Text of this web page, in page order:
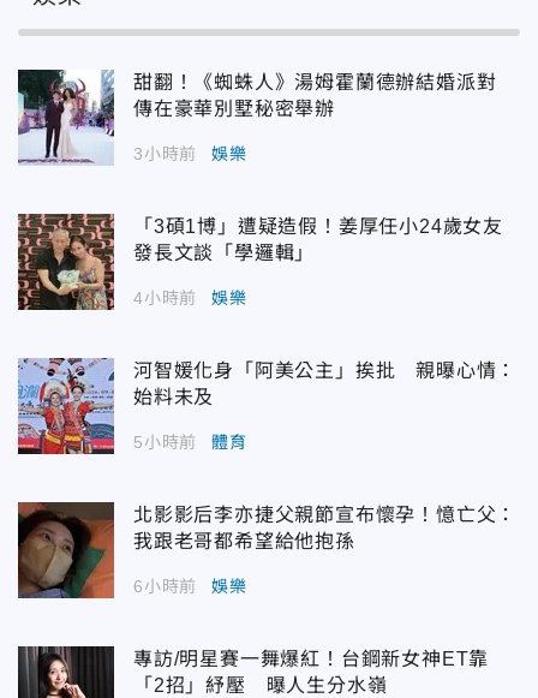
甜翻！《蜘蛛人》湯姆霍蘭德辦結婚派對
傳在豪華別墅秘密舉辦
3小時前 娛樂
「3碩1博」遭疑造假！姜厚任小24歲女友
發長文談「學邏輯」
4小時前 娛樂
河智媛化身「阿美公主」挨批 親曝心情：
始料未及
5小時前 體育
北影影后李亦捷父親節宣布懷孕！憶亡父：
我跟老哥都希望給他抱孫
6小時前 娛樂
專訪/明星賽一舞爆紅！台鋼新女神ET靠
「2招」紓壓 曝人生分水嶺